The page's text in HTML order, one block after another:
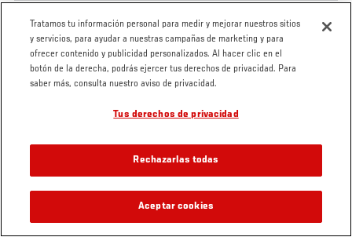
Tags UFC Vegas 48 Chas Skelly
Tratamos tu información personal para medir y mejorar nuestros sitios
y servicios, para ayudar a nuestras campañas de marketing y para
ofrecer contenido y publicidad personalizados. Al hacer clic en el
botón de la derecha, podrás ejercer tus derechos de privacidad. Para
saber más, consulta nuestro aviso de privacidad.
Tus derechos de privacidad
Rechazarlas todas
Aceptar cookies